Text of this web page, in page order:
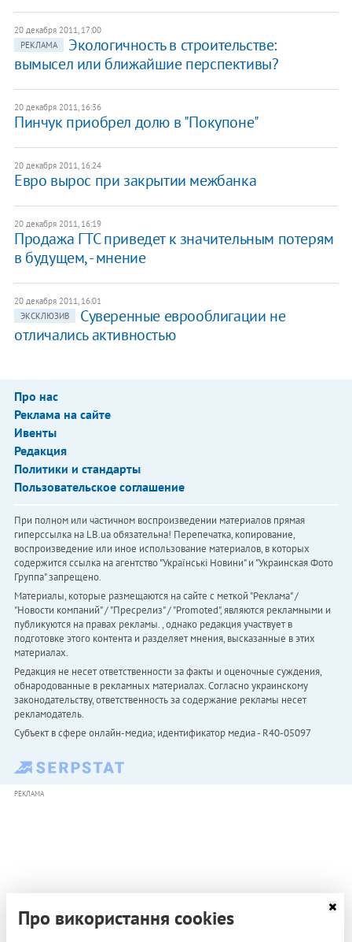
20 декабря 2011, 17:00
РЕКЛАМА
Экологичность в строительстве:
вымысел или ближайшие перспективы?
20 декабря 2011, 16:36
Пинчук приобрел долю в "Покупоне"
20 декабря 2011, 16:24
Евро вырос при закрытии межбанка
20 декабря 2011, 16:19
Продажа ГТС приведет к значительным потерям
в будущем, - мнение
20 декабря 2011, 16:01
ЭКСКЛЮЗИВ
Суверенные еврооблигации не
отличались активностью
Про нас
Реклама на сайте
Ивенты
Редакция
Политики и стандарты
Пользовательское соглашение
При полном или частичном воспроизведении материалов прямая
гиперссылка на LB.ua обязательна! Перепечатка, копирование,
воспроизведение или иное использование материалов, в которых
содержится ссылка на агентство "Українськi Новини" и "Украинская Фото
Группа" запрещено.
Материалы, которые размещаются на сайте с меткой "Реклама" /
"Новости компаний" / "Пресрелиз" / "Promoted", являются рекламными и
публикуются на правах рекламы. , однако редакция участвует в
подготовке этого контента и разделяет мнения, высказанные в этих
материалах.
Редакция не несет ответственности за факты и оценочные суждения,
обнародованные в рекламных материалах. Согласно украинскому
законодательству, ответственность за содержание рекламы несет
рекламодатель.
Субъект в сфере онлайн-медиа; идентификатор медиа - R40-05097
РЕКЛАМА
Про використання cookies